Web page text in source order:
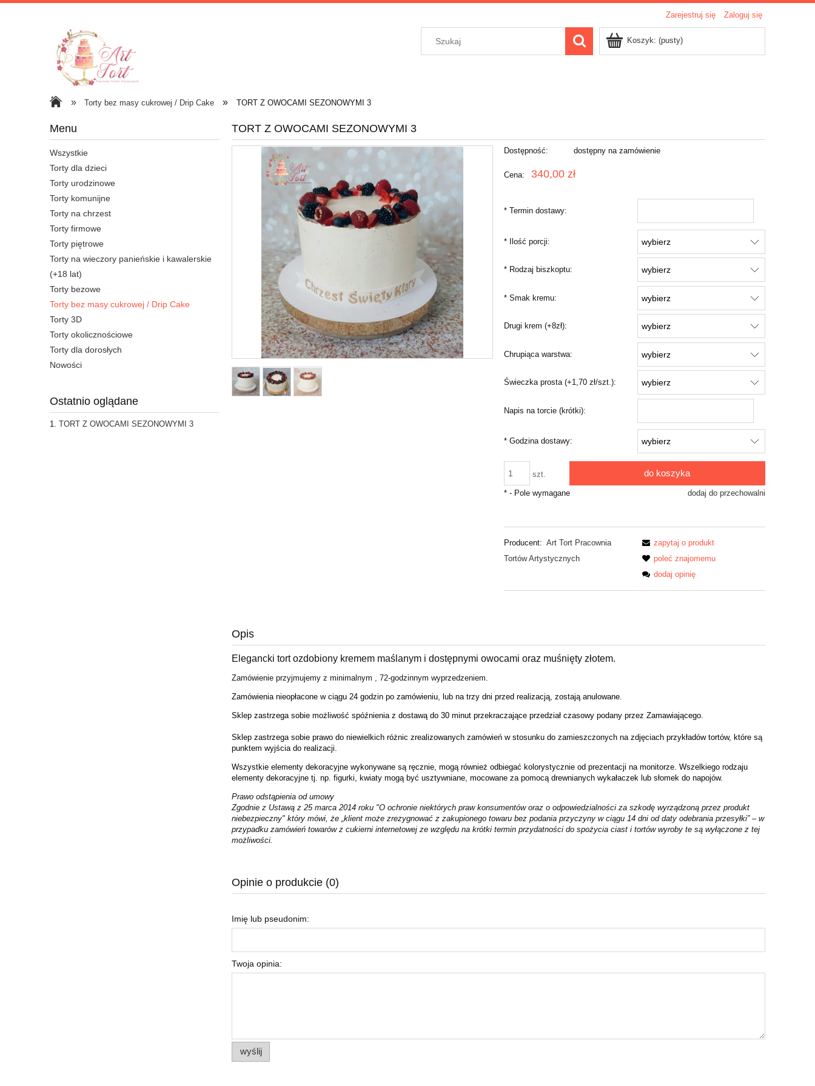
Zarejestruj się Zaloguj się
Koszyk: (pusty)
» Torty bez masy cukrowej / Drip Cake » TORT Z OWOCAMI SEZONOWYMI 3
Menu
Wszystkie
Torty dla dzieci
Torty urodzinowe
Torty komunijne
Torty na chrzest
Torty firmowe
Torty piętrowe
Torty na wieczory panieńskie i kawalerskie
(+18 lat)
Torty bezowe
Torty bez masy cukrowej / Drip Cake
Torty 3D
Torty okolicznościowe
Torty dla dorosłych
Nowości
Ostatnio oglądane
TORT Z OWOCAMI SEZONOWYMI 3
TORT Z OWOCAMI SEZONOWYMI 3
Dostępność: dostępny na zamówienie
Cena: 340,00 zł
* Termin dostawy:
* Ilość porcji:
* Rodzaj biszkoptu:
* Smak kremu:
Drugi krem (+8zł):
Chrupiąca warstwa:
Świeczka prosta (+1,70 zł/szt.):
Napis na torcie (krótki):
* Godzina dostawy:
szt. do koszyka
dodaj do przechowalni
* - Pole wymagane
Producent: Art Tort Pracownia
Tortów Artystycznych
zapytaj o produkt
poleć znajomemu
dodaj opinię
Opis
Elegancki tort ozdobiony kremem maślanym i dostępnymi owocami oraz muśnięty złotem.
Zamówienie przyjmujemy z minimalnym , 72-godzinnym wyprzedzeniem.
Zamówienia nieopłacone w ciągu 24 godzin po zamówieniu, lub na trzy dni przed realizacją, zostają anulowane.
Sklep zastrzega sobie możliwość spóźnienia z dostawą do 30 minut przekraczające przedział czasowy podany przez Zamawiającego.
Sklep zastrzega sobie prawo do niewielkich różnic zrealizowanych zamówień w stosunku do zamieszczonych na zdjęciach przykładów tortów, które są
punktem wyjścia do realizacji.
Wszystkie elementy dekoracyjne wykonywane są ręcznie, mogą również odbiegać kolorystycznie od prezentacji na monitorze. Wszelkiego rodzaju
elementy dekoracyjne tj. np. figurki, kwiaty mogą być usztywniane, mocowane za pomocą drewnianych wykałaczek lub słomek do napojów.
Prawo odstąpienia od umowy
Zgodnie z Ustawą z 25 marca 2014 roku "O ochronie niektórych praw konsumentów oraz o odpowiedzialności za szkodę wyrządzoną przez produkt
niebezpieczny" który mówi, że „klient może zrezygnować z zakupionego towaru bez podania przyczyny w ciągu 14 dni od daty odebrania przesyłki” – w
przypadku zamówień towarów z cukierni internetowej ze względu na krótki termin przydatności do spożycia ciast i tortów wyroby te są wyłączone z tej
możliwości.
Opinie o produkcie (0)
Imię lub pseudonim:
Twoja opinia:
wyślij